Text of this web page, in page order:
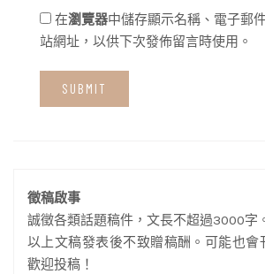
在瀏覽器中儲存顯示名稱、電子郵
站網址，以供下次發佈留言時使用。
徵稿啟事
誠徵各類話題稿件，文長不超過3000字
以上文稿發表後不致贈稿酬。可能也會
歡迎投稿！